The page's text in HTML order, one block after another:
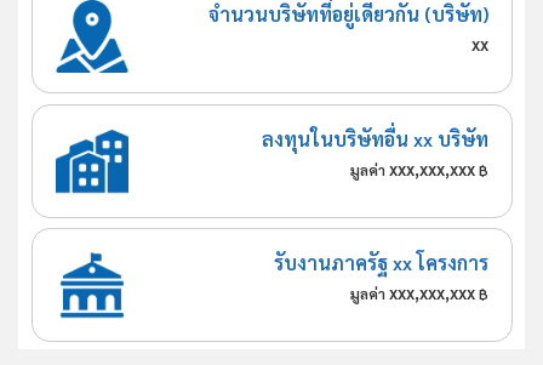
จำนวนบริษัทที่อยู่เดียวกัน (บริษัท)
xx
ลงทุนในบริษัทอื่น xx บริษัท
มูลค่า xxx,xxx,xxx ฿
รับงานภาครัฐ xx โครงการ
มูลค่า xxx,xxx,xxx ฿